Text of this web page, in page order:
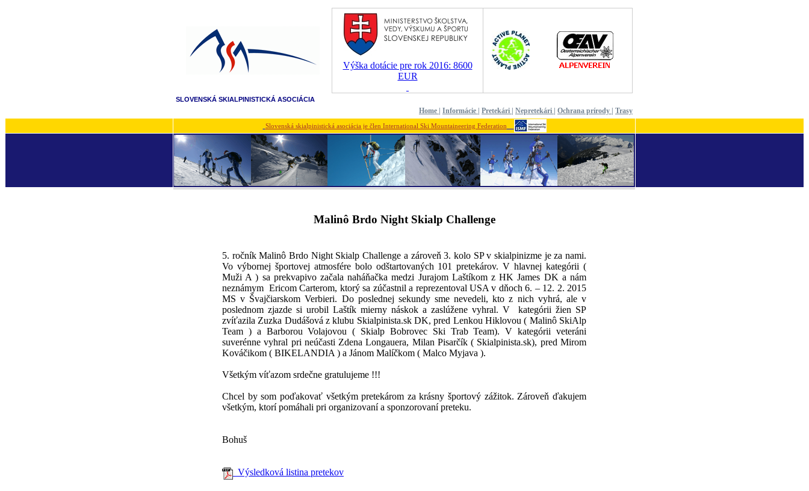
Výška dotácie pre rok 2016: 8600
EUR
SLOVENSKÁ SKIALPINISTICKÁ ASOCIÁCIA
Home Informácie Pretekári Nepretekári Ochrana prírody Trasy
Slovenská skialpinistická asociácia je člen International Ski Mountaineering Federation
Malinô Brdo Night Skialp Challenge
5. ročník Malinô Brdo Night Skialp Challenge a zároveň 3. kolo SP v skialpinizme je za nami.
Vo výbornej športovej atmosfére bolo odštartovaných 101 pretekárov. V hlavnej kategórii (
Muži A ) sa prekvapivo začala naháňačka medzi Jurajom Laštíkom z HK James DK a nám
neznámym Ericom Carterom, ktorý sa zúčastnil a reprezentoval USA v dňoch 6. – 12. 2. 2015
MS v Švajčiarskom Verbieri. Do poslednej sekundy sme nevedeli, kto z nich vyhrá, ale v
poslednom zjazde si urobil Laštík mierny náskok a zaslúžene vyhral. V kategórii žien SP
zvíťazila Zuzka Dudášová z klubu Skialpinista.sk DK, pred Lenkou Hiklovou ( Malinô SkiAlp
Team ) a Barborou Volajovou ( Skialp Bobrovec Ski Trab Team). V kategórii veteráni
suverénne vyhral pri neúčasti Zdena Longauera, Milan Pisarčík ( Skialpinista.sk), pred Mirom
Kováčikom ( BIKELANDIA ) a Jánom Malíčkom ( Malco Myjava ).
Všetkým víťazom srdečne gratulujeme !!!
Chcel by som poďakovať všetkým pretekárom za krásny športový zážitok. Zároveň ďakujem
všetkým, ktorí pomáhali pri organizovaní a sponzorovaní preteku.
Bohuš
Výsledková listina pretekov